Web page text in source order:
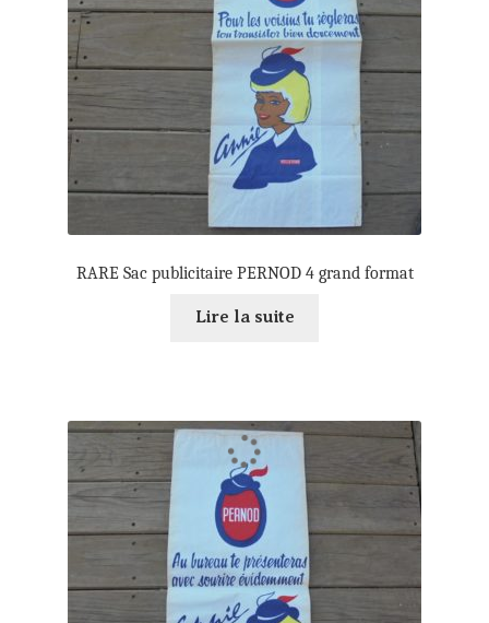
RARE Sac publicitaire PERNOD 4 grand format
Lire la suite